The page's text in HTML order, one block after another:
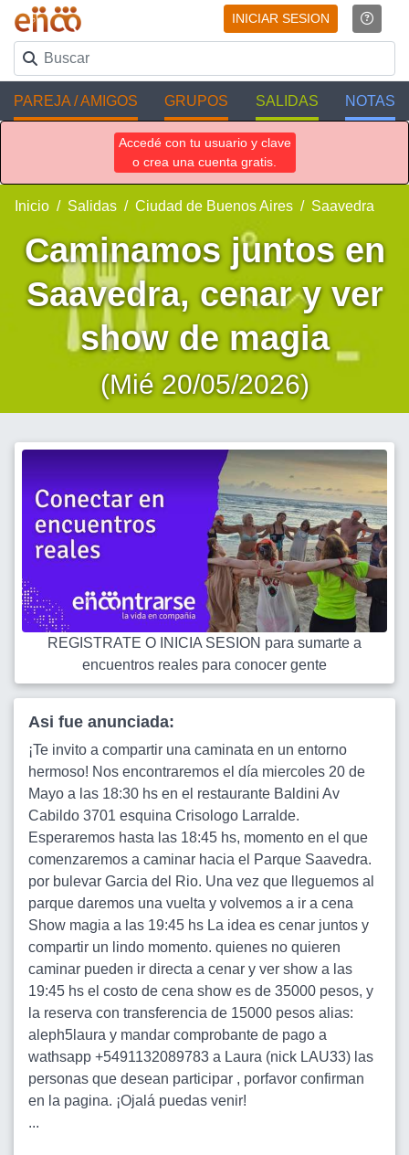
INICIAR SESION
PAREJA / AMIGOS GRUPOS SALIDAS NOTAS
Accedé con tu usuario y clave
o crea una cuenta gratis.
Inicio Salidas Ciudad de Buenos Aires Saavedra
Caminamos juntos en
Saavedra, cenar y ver
show de magia
(Mié 20/05/2026)
REGISTRATE O INICIA SESION para sumarte a
encuentros reales para conocer gente
Asi fue anunciada:
¡Te invito a compartir una caminata en un entorno
hermoso! Nos encontraremos el día miercoles 20 de
Mayo a las 18:30 hs en el restaurante Baldini Av
Cabildo 3701 esquina Crisologo Larralde.
Esperaremos hasta las 18:45 hs, momento en el que
comenzaremos a caminar hacia el Parque Saavedra.
por bulevar Garcia del Rio. Una vez que lleguemos al
parque daremos una vuelta y volvemos a ir a cena
Show magia a las 19:45 hs La idea es cenar juntos y
compartir un lindo momento. quienes no quieren
caminar pueden ir directa a cenar y ver show a las
19:45 hs el costo de cena show es de 35000 pesos, y
la reserva con transferencia de 15000 pesos alias:
aleph5laura y mandar comprobante de pago a
wathsapp +5491132089783 a Laura (nick LAU33) las
personas que desean participar , porfavor confirman
en la pagina. ¡Ojalá puedas venir!
...